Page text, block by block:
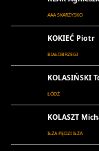
AAA SKARŻYSKO
KOKIEĆ Piotr
BIAŁOBRZEGI
KOLASIŃSKI
ŁÓDŹ
KOLASZT
IŁŻA PĘDZI IŁŻA